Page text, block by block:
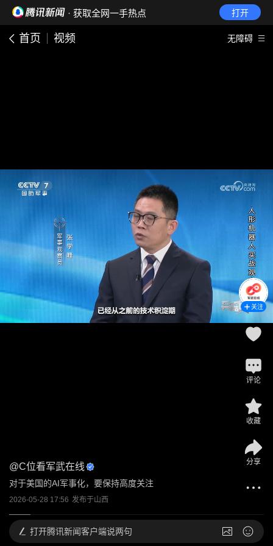
· 获取全网一手热点 打开
首页 视频 无障碍
@C位看军武在线
对于美国的AI军事化，要保持高度关注
2026-05-28 17:56 发布于山西
关注
评论
收藏
分享
打开腾讯新闻客户端说两句